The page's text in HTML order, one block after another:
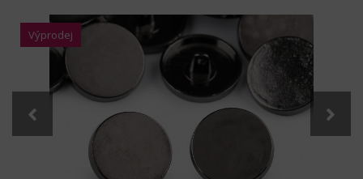
Výprodej